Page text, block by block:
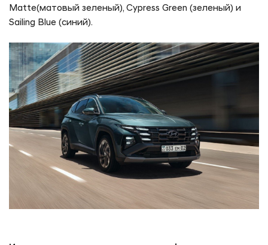
Matte(матовый зеленый), Cypress Green (зеленый) и
Sailing Blue (синий).